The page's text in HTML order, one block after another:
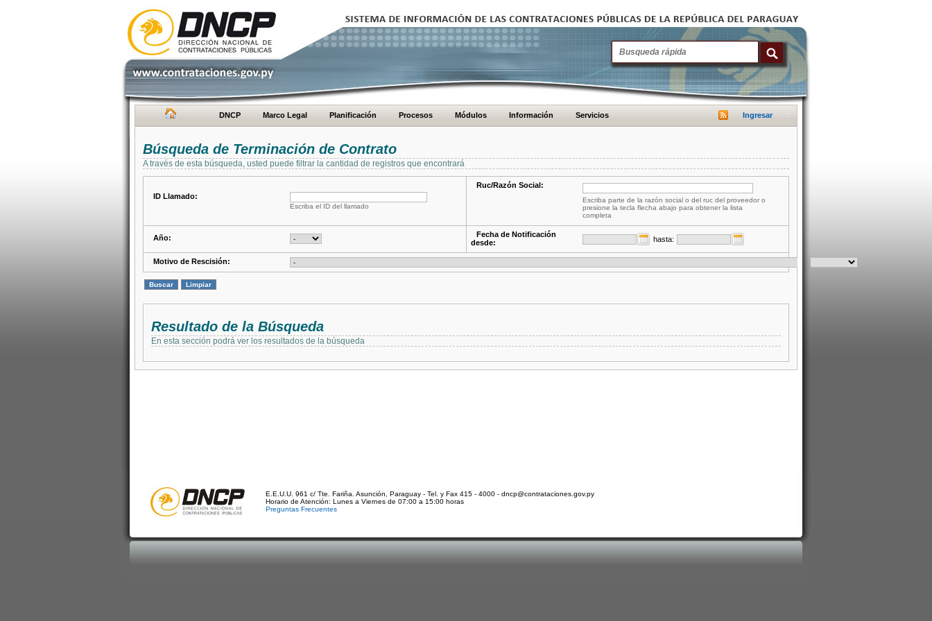
DNCP Marco Legal Planificación Procesos Módulos Información Servicios Ingresar
Búsqueda de Terminación de Contrato
A través de esta búsqueda, usted puede filtrar la cantidad de registros que encontrará
ID Llamado:
Escriba el ID del llamado
Ruc/Razón Social:
Escriba parte de la razón social o del ruc del proveedor o
presione la tecla flecha abajo para obtener la lista
completa
Año:
Fecha de Notificación
desde:
hasta:
Motivo de Rescisión:
Resultado de la Búsqueda
En esta sección podrá ver los resultados de la búsqueda
E.E.U.U. 961 c/ Tte. Fariña. Asunción, Paraguay - Tel. y Fax 415 - 4000 - dncp@contrataciones.gov.py
Horario de Atención: Lunes a Viernes de 07:00 a 15:00 horas
Preguntas Frecuentes